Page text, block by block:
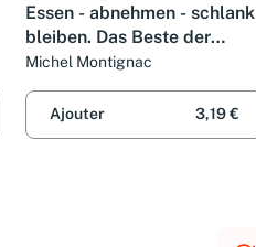
Essen - abnehmen - schlank
bleiben. Das Beste der
Montignac Methode in einem
Buch
Michel Montignac
Ajouter 3,19 €